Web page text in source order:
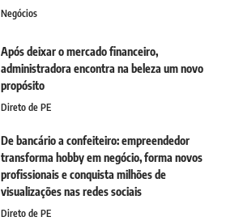
Negócios
Após deixar o mercado financeiro,
administradora encontra na beleza um novo
propósito
Direto de PE
De bancário a confeiteiro: empreendedor
transforma hobby em negócio, forma novos
profissionais e conquista milhões de
visualizações nas redes sociais
Direto de PE